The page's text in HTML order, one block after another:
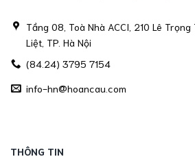
Tầng 08, Toà Nhà ACCI, 210 Lê
Liệt, TP. Hà Nội
(84.24) 3795 7154
info-hn@hoancau.com
THÔNG TIN